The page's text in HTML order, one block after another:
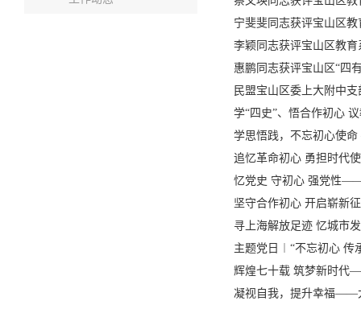
宁斐斐同志获评宝山区
李颖同志获评宝山区教
惠鹏同志获评宝山区“四
民盟宝山区委上大附中
学“四史”、悟合作初心
学思悟践，不忘初心使
追忆革命初心 勇担时代
忆党史 守初心 强党性
坚守合作初心 开启崭新
寻上海解放足迹 忆城市
主题党日︱“不忘初心 传
辉煌七十载 筑梦新时代
凝视自我，提升幸福——